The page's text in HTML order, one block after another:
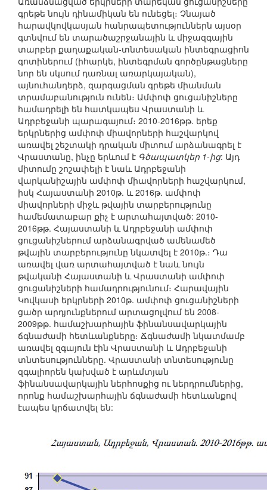
գրեթե նույն դինամիկան են ունեցել։ Չնայած
հարավկովկասյան հանրապետություններն այսօր
գտնվում են տարածաշրջանային և միջազգային
տարբեր քաղաքական-տնտեսական ինտեգրացիոն
գոտիներում (իհարկե, ինտեգրման գործընթացները
նոր են սկսում դառնալ առարկայական),
այնուհանդերձ, զարգացման գրեթե միանման
տրամաբանություն ունեն։ Ամփոփ ցուցանիշները
համադրելի են հատկապես Վրաստանի և
Ադրբեջանի պարագայում։ 2010-2016թթ. երեք
երկրներից ամփոփ միավորների հաշվարկով
առավել շեշտակի դրական միտում արձանագրել է
Վրաստանը, ինչը երևում է Գծապատկեր 1-ից: Այդ
միտումը շոշափելի է նաև Ադրբեջանի
վարկանիշային ամփոփ միավորների հաշվարկում,
իսկ Հայաստանի 2010թ. և 2016թ. ամփոփ
միավորների միջև թվային տարբերությունը
համեմատաբար քիչ է արտահայտված: 2010-
2016թթ. Հայաստանի և Ադրբեջանի ամփոփ
ցուցանիշներում արձանագրված ամենամեծ
թվային տարբերությունը նկատվել է 2010թ.։ Դա
առավել վառ արտահայտված է նաև նույն
թվականի Հայաստանի և Վրաստանի ամփոփ
ցուցանիշների համադրությունում։ Հարավային
Կովկասի երկրների 2010թ. ամփոփ ցուցանիշների
ցածր արդյունքներում արտացոլվում են 2008-
2009թթ. համաշխարհային ֆինանսավարկային
ճգնաժամի հետևանքները։ Ճգնաժամի նկատմամբ
առավել զգայուն էին Վրաստանի և Ադրբեջանի
տնտեսությունները. Վրաստանի տնտեսությունը
զգալիորեն կախված է արևմտյան
ֆինանսավարկային ներհոսքից ու ներդրումներից,
որոնք համաշխարհային ճգնաժամի հետևանքով
էապես կրճատվել են: